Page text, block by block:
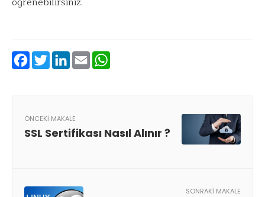
Facebook
Twitter
LinkedIn
Email
ÖNCEKI MAKALE
SSL Sertifikası Nasıl Alınır ?
SONRAKI MAKALE